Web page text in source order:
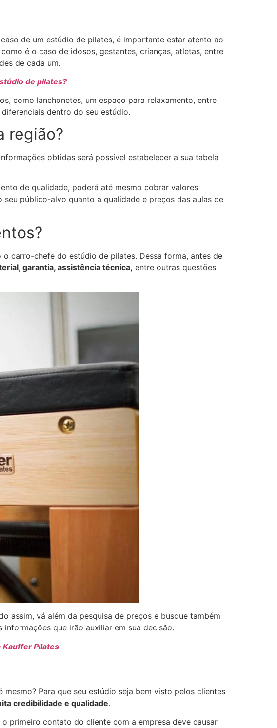
de um estúdio de pilates, é importante estar atento ao
é o caso de idosos, gestantes, crianças, atletas, entre
de cada um.
de pilates?
como lanchonetes, um espaço para relaxamento, entre
dentro do seu estúdio.
região?
obtidas será possível estabelecer a sua tabela
de qualidade, poderá até mesmo cobrar valores
público-alvo quanto a qualidade e preços das aulas de
carro-chefe do estúdio de pilates. Dessa forma, antes de
garantia, assistência técnica, entre outras questões
assim, vá além da pesquisa de preços e busque também
que irão auxiliar em sua decisão.
Kauffer Pilates
mesmo? Para que seu estúdio seja bem visto pelos clientes
credibilidade e qualidade.
primeiro contato do cliente com a empresa deve causar